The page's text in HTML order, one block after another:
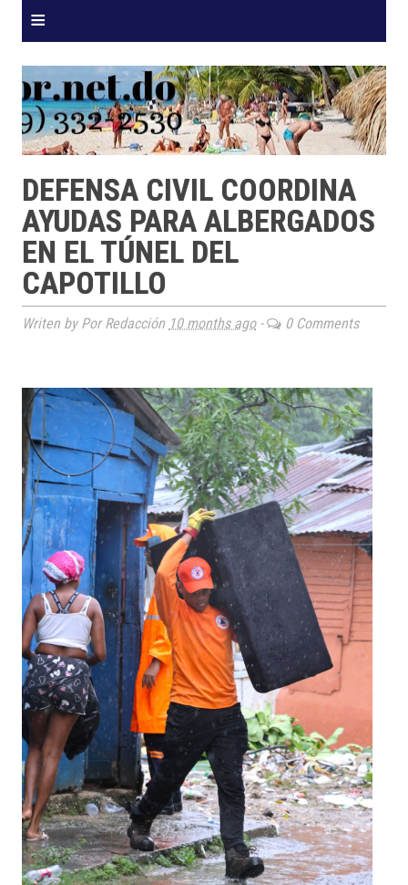
≡
DEFENSA CIVIL COORDINA
AYUDAS PARA ALBERGADOS
EN EL TÚNEL DEL
CAPOTILLO
Writen by Por Redacción 10 months ago- 0 Comments